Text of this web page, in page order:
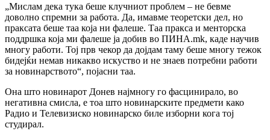
„Мислам дека тука беше клучниот проблем – не бевме
доволно спремни за работа. Да, имавме теоретски дел, но
праксата беше таа која ни фалеше. Таа пракса и менторска
поддршка која ми фалеше ја добив во ПИНА.mk, каде научив
многу работи. Тој прв чекор да дојдам таму беше многу тежок
бидејќи немав никакво искуство и не знаев потребни работи
за новинарството“, појасни таа.
Она што новинарот Донев најмногу го фасцинирало, во
негативна смисла, е тоа што новинарските предмети како
Радио и Телевизиско новинарско биле изборни кога тој
студирал.